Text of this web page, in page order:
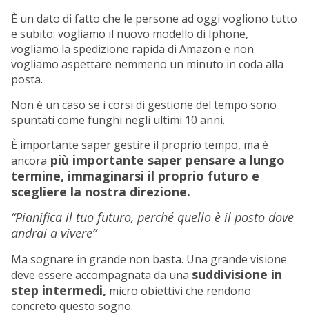
È un dato di fatto che le persone ad oggi vogliono tutto
e subito: vogliamo il nuovo modello di Iphone,
vogliamo la spedizione rapida di Amazon e non
vogliamo aspettare nemmeno un minuto in coda alla
posta.
Non è un caso se i corsi di gestione del tempo sono
spuntati come funghi negli ultimi 10 anni.
È importante saper gestire il proprio tempo, ma è
ancora più importante saper pensare a lungo
termine, immaginarsi il proprio futuro e
scegliere la nostra direzione.
“Pianifica il tuo futuro, perché quello è il posto dove
andrai a vivere”
Ma sognare in grande non basta. Una grande visione
deve essere accompagnata da una suddivisione in
step intermedi, micro obiettivi che rendono
concreto questo sogno.